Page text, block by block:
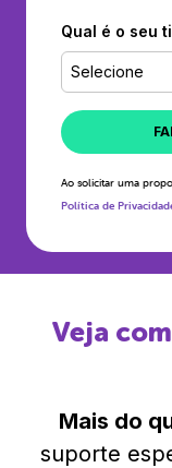
Qual é o seu
Selecione
Ao solicitar uma
Política de
Veja
Mais do
suporte